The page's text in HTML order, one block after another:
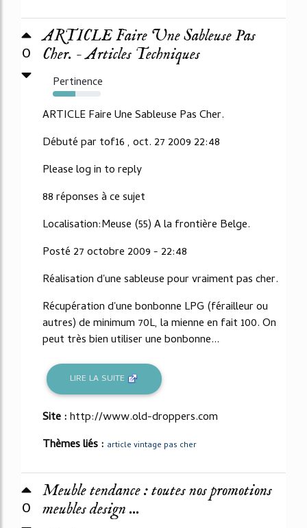
0
ARTICLE Faire Une Sableuse Pas
Cher. - Articles Techniques
Pertinence
47%
ARTICLE Faire Une Sableuse Pas Cher.
Débuté par tof16 , oct. 27 2009 22:48
Please log in to reply
88 réponses à ce sujet
Localisation:Meuse (55) A la frontière Belge.
Posté 27 octobre 2009 - 22:48
Réalisation d'une sableuse pour vraiment pas cher.
Récupération d'une bonbonne LPG (férailleur ou
autres) de minimum 70L, la mienne en fait 100. On
peut très bien utiliser une bonbonne...
LIRE LA SUITE
Site :http://www.old-droppers.com
Thèmes liés : article vintage pas cher
0
Meuble tendance : toutes nos promotions
meubles design ...